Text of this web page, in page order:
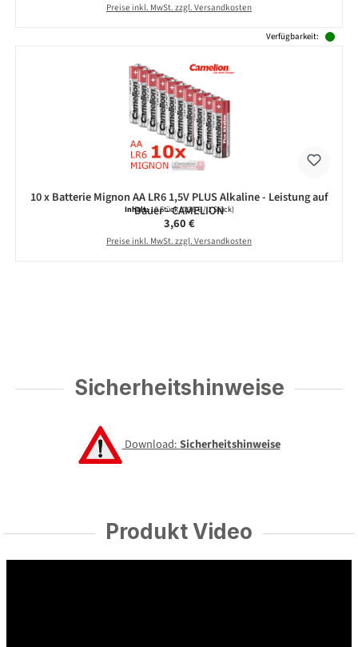
Preise inkl. MwSt. zzgl. Versandkosten
Verfügbarkeit:
10 x Batterie Mignon AA LR6 1,5V PLUS Alkaline - Leistung auf
Dauer - CAMELION
Inhalt:10 Stück(0,36 € / 1 Stück)
Regulärer Preis:
3,60 €
Preise inkl. MwSt. zzgl. Versandkosten
Sicherheitshinweise
Download:Sicherheitshinweise
Produkt Video